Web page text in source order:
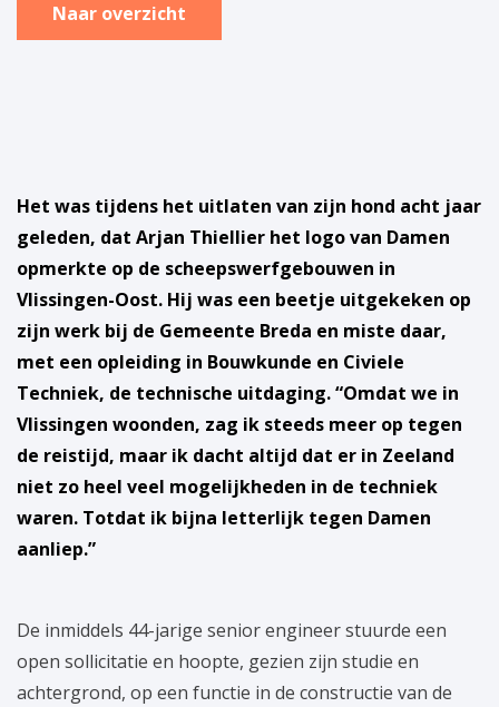
Naar overzicht
Het was tijdens het uitlaten van zijn hond acht jaar
geleden, dat Arjan Thiellier het logo van Damen
opmerkte op de scheepswerfgebouwen in
Vlissingen-Oost. Hij was een beetje uitgekeken op
zijn werk bij de Gemeente Breda en miste daar,
met een opleiding in Bouwkunde en Civiele
Techniek, de technische uitdaging. “Omdat we in
Vlissingen woonden, zag ik steeds meer op tegen
de reistijd, maar ik dacht altijd dat er in Zeeland
niet zo heel veel mogelijkheden in de techniek
waren. Totdat ik bijna letterlijk tegen Damen
aanliep.”
De inmiddels 44-jarige senior engineer stuurde een
open sollicitatie en hoopte, gezien zijn studie en
achtergrond, op een functie in de constructie van de